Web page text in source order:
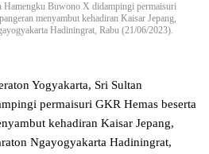
Hamengku Buwono X didampingi permaisuri
menyambut kehadiran Kaisar Jepang,
Hadiningrat, Rabu (21/06/2023).
Yogyakarta, Sri Sultan
permaisuri GKR Hemas beserta
kehadiran Kaisar Jepang,
Ngayogyakarta Hadiningrat,